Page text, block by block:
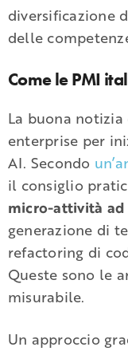
diversificazione
delle
Come le PMI
La buona
enterprise per
AI. Secondo
il consiglio
micro-attività ad
generazione di
refactoring di
Queste sono le
misurabile.
Un approccio